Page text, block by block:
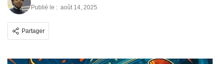
Publié le : août 14, 2025
Partager